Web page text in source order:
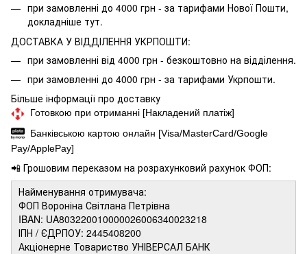
при замовленні до 4000 грн - за тарифами Нової Пошти,
докладніше тут.
ДОСТАВКА У ВІДДІЛЕННЯ УКРПОШТИ:
при замовленні від 4000 грн - безкоштовно на відділення.
при замовленні до 4000 грн - за тарифами Укрпошти.
Більше інформації про доставку
Готовкою при отриманні [Накладений платіж]
Банківською картою онлайн [Visa/MasterCard/Google
Pay/ApplePay]
📲 Грошовим переказом на розрахунковий рахунок ФОП:
Найменування отримувача:
ФОП Вороніна Світлана Петрівна
IBAN: UA803220010000026006340023218
ІПН / ЄДРПОУ: 2445408200
Акціонерне Товариство УНІВЕРСАЛ БАНК